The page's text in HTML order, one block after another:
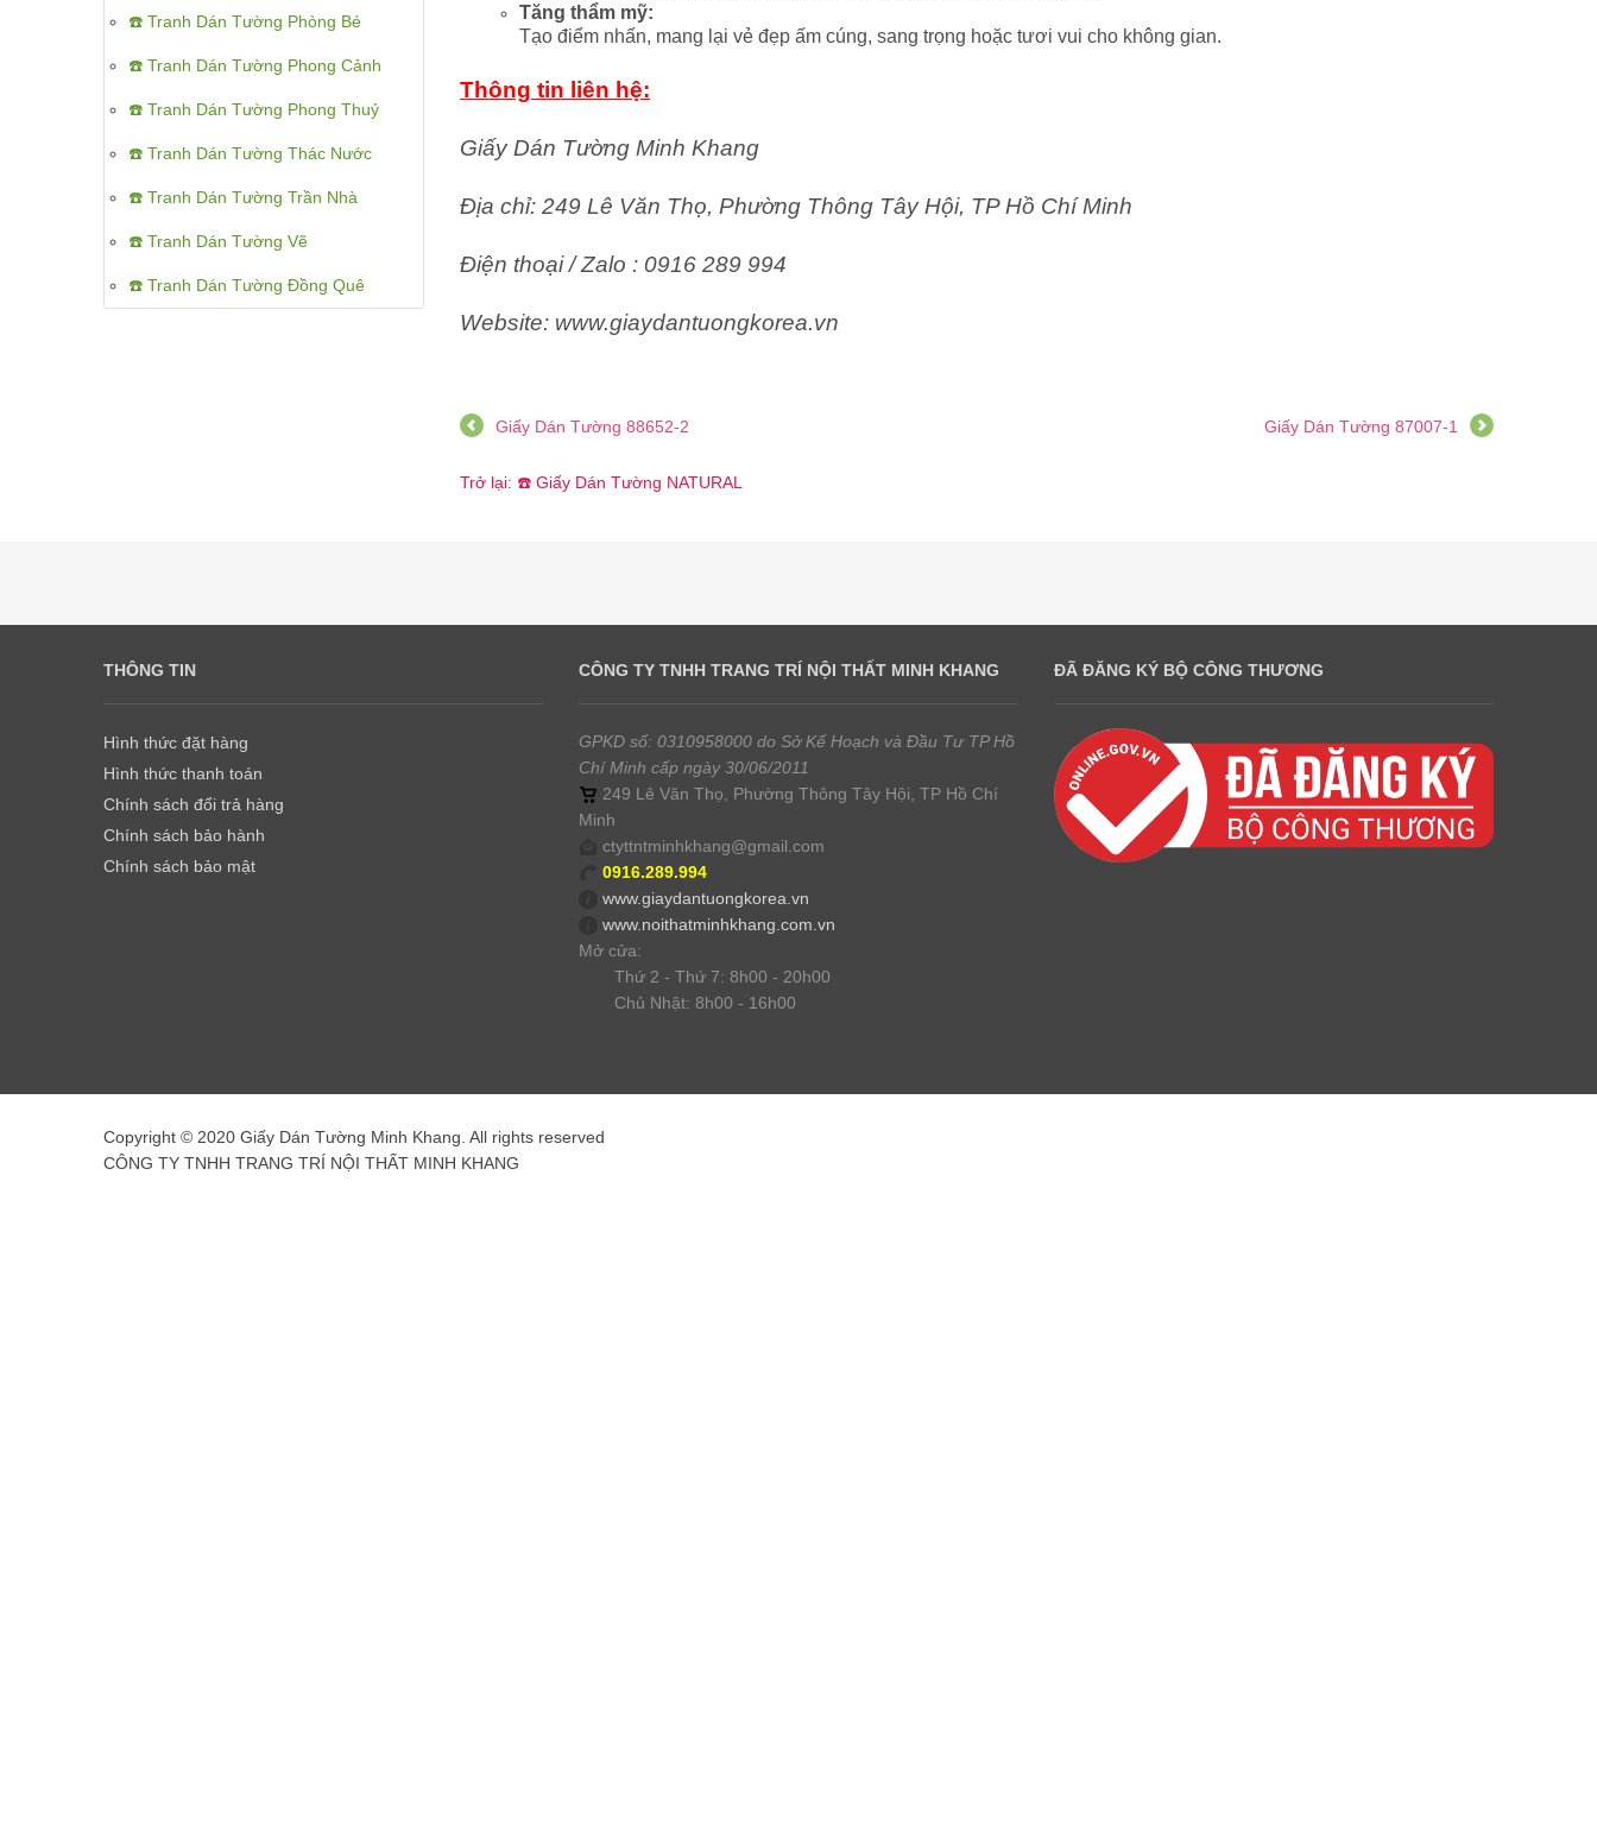
☎️ Tranh Dán Tường Phòng Bé
☎️ Tranh Dán Tường Phong Cảnh
☎️ Tranh Dán Tường Phong Thuỷ
☎️ Tranh Dán Tường Thác Nước
☎️ Tranh Dán Tường Trần Nhà
☎️ Tranh Dán Tường Vẽ
☎️ Tranh Dán Tường Đồng Quê
Tăng thẩm mỹ:
Tạo điểm nhấn, mang lại vẻ đẹp ấm cúng, sang trọng hoặc tươi vui cho không gian.
Thông tin liên hệ:
Giấy Dán Tường Minh Khang
Địa chỉ: 249 Lê Văn Thọ, Phường Thông Tây Hội, TP Hồ Chí Minh
Điện thoại / Zalo : 0916 289 994
Website: www.giaydantuongkorea.vn
Giấy Dán Tường 87007-1
Giấy Dán Tường 88652-2
Trở lại: ☎️ Giấy Dán Tường NATURAL
THÔNG TIN
Hình thức đặt hàng
Hình thức thanh toán
Chính sách đổi trả hàng
Chính sách bảo hành
Chính sách bảo mật
CÔNG TY TNHH TRANG TRÍ NỘI THẤT MINH KHANG
GPKD số: 0310958000 do Sở Kế Hoạch và Đầu Tư TP Hồ
Chí Minh cấp ngày 30/06/2011
249 Lê Văn Thọ, Phường Thông Tây Hội, TP Hồ Chí
Minh
ctyttntminhkhang@gmail.com
0916.289.994
www.giaydantuongkorea.vn
www.noithatminhkhang.com.vn
Mở cửa:
Thứ 2 - Thứ 7: 8h00 - 20h00
Chủ Nhật: 8h00 - 16h00
ĐÃ ĐĂNG KÝ BỘ CÔNG THƯƠNG
Copyright © 2020 Giấy Dán Tường Minh Khang. All rights reserved
CÔNG TY TNHH TRANG TRÍ NỘI THẤT MINH KHANG